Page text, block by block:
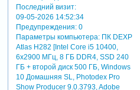
Последний визит:
09-05-2026 14:52:34
Предупреждения:0
Параметры компьютера:ПК DEXP
Atlas H282 [Intel Core i5 10400,
6x2900 МГц, 8 ГБ DDR4, SSD 240
ГБ + второй диск 500 ГБ, Windows
10 Домашняя SL, Photodex Pro
Show Producer 9.0.3793, Adobe